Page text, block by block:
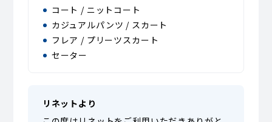
コート / ニットコート
カジュアルパンツ / スカート
フレア / プリーツスカート
セーター
リネットより